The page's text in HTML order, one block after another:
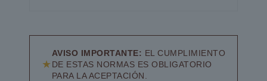
★
AVISO IMPORTANTE: EL CUMPLIMIENTO
DE ESTAS NORMAS ES OBLIGATORIO
PARA LA ACEPTACIÓN.